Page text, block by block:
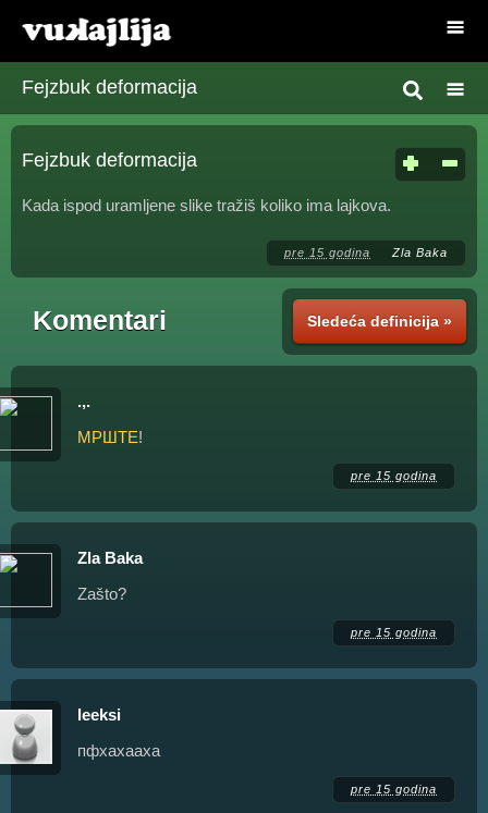
Fejzbuk deformacija
Fejzbuk deformacija
Kada ispod uramljene slike tražiš koliko ima lajkova.
pre 15 godina Zla Baka
Sledeća definicija »
Komentari
.,.
МРШТЕ!
pre 15 godina
Zla Baka
Zašto?
pre 15 godina
leeksi
пфхахааха
pre 15 godina